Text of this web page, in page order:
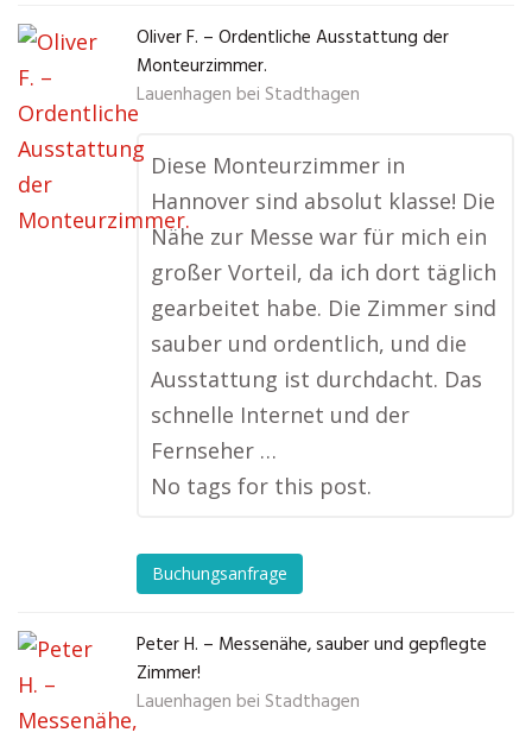
Oliver F. – Ordentliche Ausstattung der
Monteurzimmer.
Lauenhagen bei Stadthagen
Diese Monteurzimmer in
Hannover sind absolut klasse! Die
Nähe zur Messe war für mich ein
großer Vorteil, da ich dort täglich
gearbeitet habe. Die Zimmer sind
sauber und ordentlich, und die
Ausstattung ist durchdacht. Das
schnelle Internet und der
Fernseher …
No tags for this post.
Buchungsanfrage
Peter H. – Messenähe, sauber und gepflegte
Zimmer!
Lauenhagen bei Stadthagen